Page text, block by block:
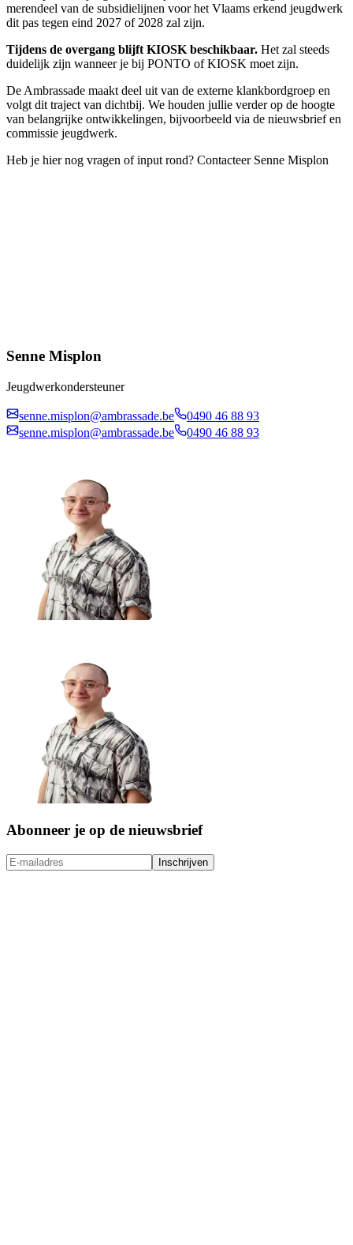
merendeel van de subsidielijnen voor het Vlaams erkend jeugdwerk
dit pas tegen eind 2027 of 2028 zal zijn.
Tijdens de overgang blijft KIOSK beschikbaar. Het zal steeds
duidelijk zijn wanneer je bij PONTO of KIOSK moet zijn.
De Ambrassade maakt deel uit van de externe klankbordgroep en
volgt dit traject van dichtbij. We houden jullie verder op de hoogte
van belangrijke ontwikkelingen, bijvoorbeeld via de nieuwsbrief en
commissie jeugdwerk.
Heb je hier nog vragen of input rond? Contacteer Senne Misplon
Senne Misplon
Jeugdwerkondersteuner
senne.misplon@ambrassade.be
0490 46 88 93
senne.misplon@ambrassade.be
0490 46 88 93
Abonneer je op de nieuwsbrief
Inschrijven